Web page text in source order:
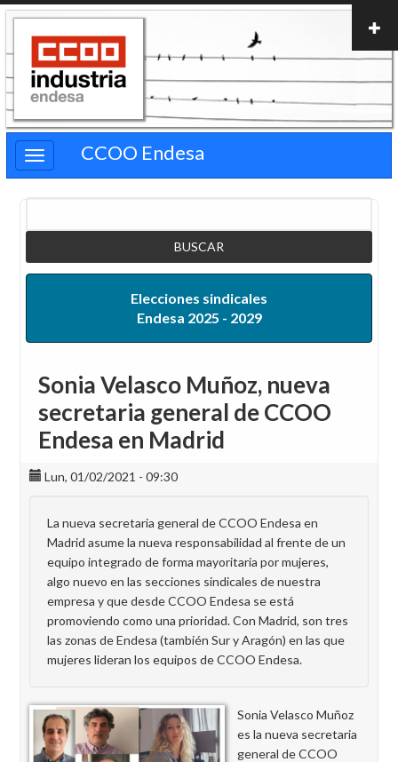
Pasar
contenido
principal
CCOO Endesa
Elecciones sindicales
Endesa 2025 - 2029
Sonia Velasco Muñoz, nueva
secretaria general de CCOO
Endesa en Madrid
Lun, 01/02/2021 - 09:30
La nueva secretaria general de CCOO Endesa en
Madrid asume la nueva responsabilidad al frente de un
equipo integrado de forma mayoritaria por mujeres,
algo nuevo en las secciones sindicales de nuestra
empresa y que desde CCOO Endesa se está
promoviendo como una prioridad. Con Madrid, son tres
las zonas de Endesa (también Sur y Aragón) en las que
mujeres lideran los equipos de CCOO Endesa.
Sonia Velasco Muñoz
es la nueva secretaria
general de CCOO